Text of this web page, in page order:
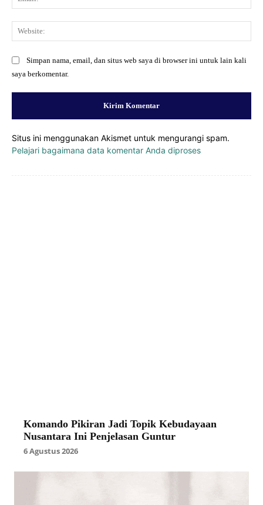
Simpan nama, email, dan situs web saya di browser ini untuk lain kali
saya berkomentar.
Situs ini menggunakan Akismet untuk mengurangi spam.
Pelajari bagaimana data komentar Anda diproses
Komando Pikiran Jadi Topik Kebudayaan
Nusantara Ini Penjelasan Guntur
6 Agustus 2026